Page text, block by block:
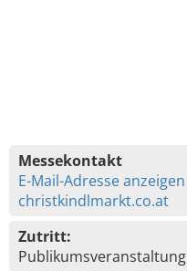
Messekontakt
E-Mail-Adresse anzeigen
christkindlmarkt.co.at
Zutritt:
Publikumsveranstaltung